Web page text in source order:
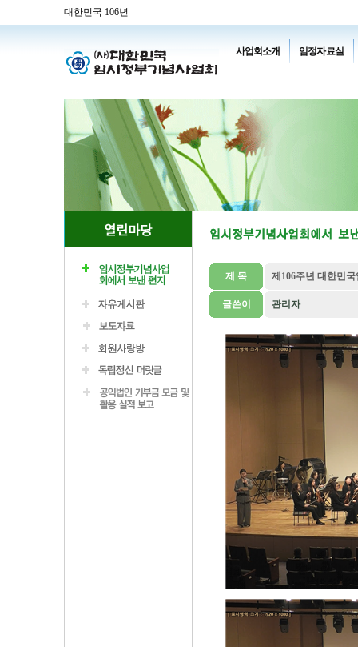
대한민국 106년
사업회소개 임정자료실
제 목 제106주년 대한민
글쓴이 관리자